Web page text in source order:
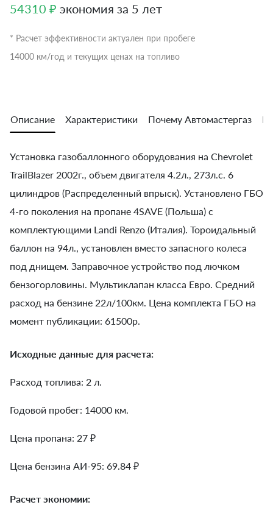
54310 ₽ экономия за 5 лет
* Расчет эффективности актуален при пробеге
14000 км/год и текущих ценах на топливо
Описание Характеристики Почему Автомастергаз
Установка газобаллонного оборудования на Chevrolet
TrailBlazer 2002г., объем двигателя 4.2л., 273л.с. 6
цилиндров (Распределенный впрыск). Установлено ГБО
4-го поколения на пропане 4SAVE (Польша) с
комплектующими Landi Renzo (Италия). Тороидальный
баллон на 94л., установлен вместо запасного колеса
под днищем. Заправочное устройство под лючком
бензогорловины. Мультиклапан класса Евро. Средний
расход на бензине 22л/100км. Цена комплекта ГБО на
момент публикации: 61500р.
Исходные данные для расчета:
Расход топлива: 2 л.
Годовой пробег: 14000 км.
Цена пропана: 27 ₽
Цена бензина АИ-95: 69.84 ₽
Расчет экономии: